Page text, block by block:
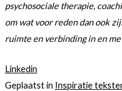
psychosociale therapie,
om wat voor reden dan ook
ruimte en verbinding in en
Linkedin
Geplaatst in Inspiratie